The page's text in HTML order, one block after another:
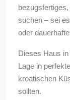
suchen – sei
oder
Dieses Haus
Lage in
kroatischen
sollten.